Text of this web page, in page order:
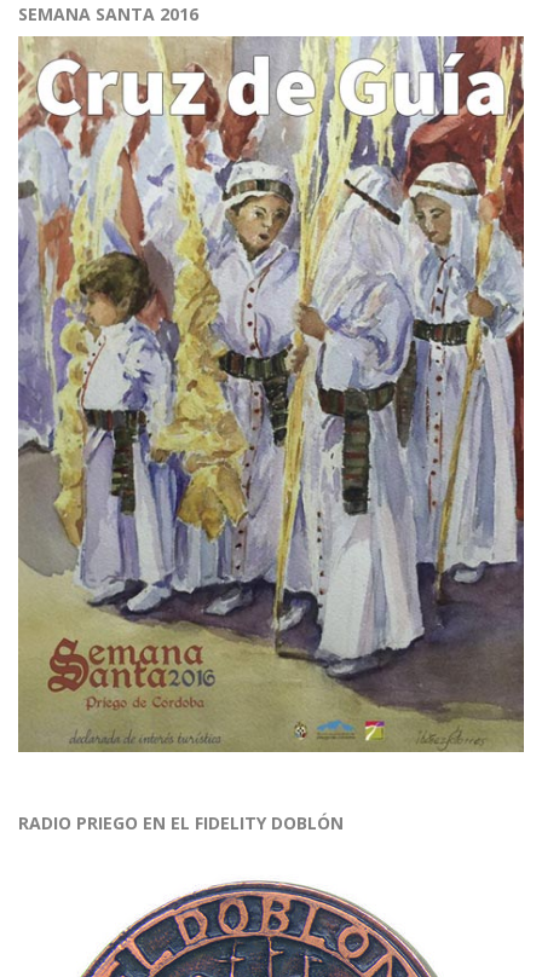
SEMANA SANTA 2016
RADIO PRIEGO EN EL FIDELITY DOBLÓN